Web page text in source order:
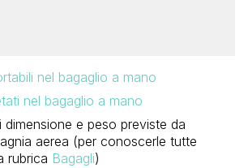
nel bagaglio a mano
nel bagaglio a mano
dimensione e peso previste da
aerea (per conoscerle tutte
rubrica Bagagli)